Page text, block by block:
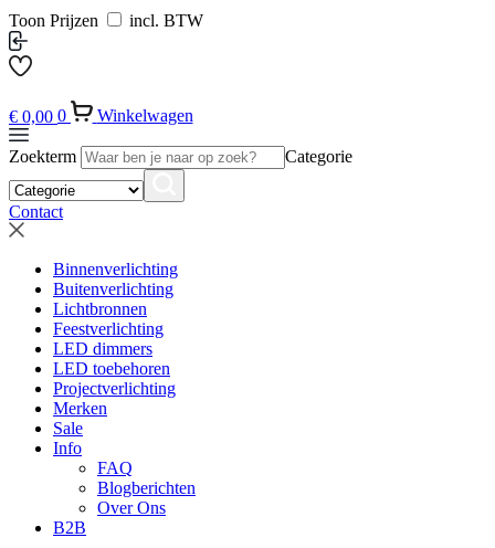
Toon Prijzen incl. BTW
€ 0,00 0 Winkelwagen
Zoekterm Categorie
Contact
Binnenverlichting
Buitenverlichting
Lichtbronnen
Feestverlichting
LED dimmers
LED toebehoren
Projectverlichting
Merken
Sale
Info
FAQ
Blogberichten
Over Ons
B2B